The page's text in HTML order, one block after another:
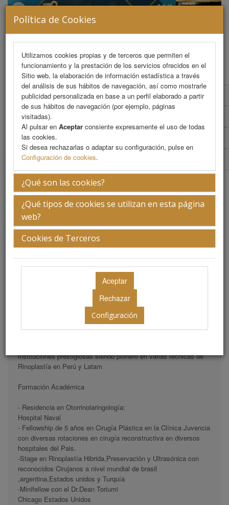
Política de Cookies
Utilizamos cookies propias y de terceros que permiten el
funcionamiento y la prestación de los servicios ofrecidos en el
Sitio web, la elaboración de información estadística a través
del análisis de sus hábitos de navegación, así como mostrarle
publicidad personalizada en base a un perfil elaborado a partir
de sus hábitos de navegación (por ejemplo, páginas
visitadas).
Al pulsar en Aceptar consiente expresamente el uso de todas
las cookies.
Si desea rechazarlas o adaptar su configuración, pulse en
Configuración de cookies.
¿Qué son las cookies?
¿Qué tipos de cookies se utilizan en esta página
web?
Cookies de Terceros
Configuración
MENU
Programa científico
Programa científico (PDF)
Cronograma Programa científico
Talleres
Miguel Angel Hidalgo Ponce
El Dr. Miguel Ángel Hidalgo es experto en Rinoplastía y Cirugía
instituciones prestigiosas siendo pionero en varias técnicas de
Rinoplastía en Perú y Latam
Formación Académica
- Residencia en Otorrinolaringología:
Hospital Naval
- Fellowship de 5 años en Cirugía Plástica en la Clínica Juvencia
con diversas rotaciones en cirugía reconstructiva en diversos
hospitales del Pais.
-Stage en Rinoplastía Hibrida,Preservación y Ultrasónica con
reconocidos Cirujanos a nivel mundial de brasil
,argentina,Estados unidos y Turquía
-Minifellow con el Dr.Dean Toriumi
Chicago Estados Unidos